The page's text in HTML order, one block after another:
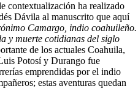
contextualización ha realizado
Dávila al manuscrito que aquí
Camargo, indio coahuileño.
y muerte cotidianas del siglo
de los actuales Coahuila,
Potosí y Durango fue
emprendidas por el indio
estas aventuras quedan